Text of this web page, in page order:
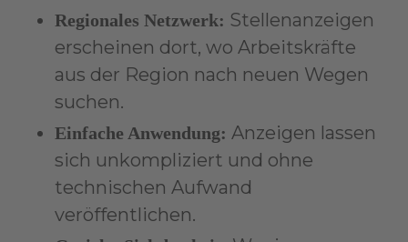
Regionales Netzwerk: Stellenanzeigen
erscheinen dort, wo Arbeitskräfte
aus der Region nach neuen Wegen
suchen.
Einfache Anwendung: Anzeigen lassen
sich unkompliziert und ohne
technischen Aufwand
veröffentlichen.